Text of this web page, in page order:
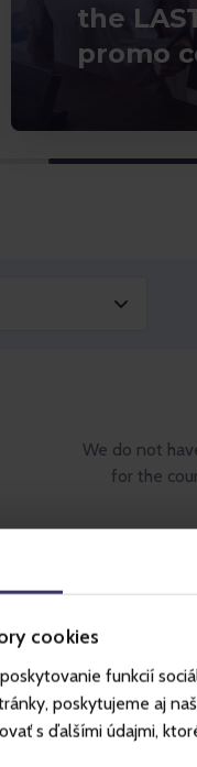
cookies
funkcií
poskytujeme aj
s ďalšími údajmi,
the
promo